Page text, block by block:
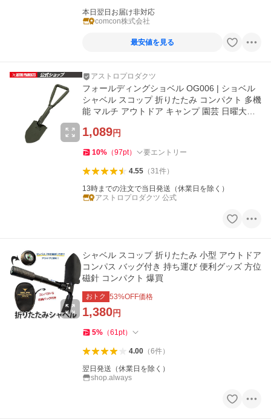
本日翌日お届け非対応
comcon株式会社
最安値を見る
アストロプロダクツ
フォールディングショベル OG006 | ショベル
シャベル スコップ 折りたたみ コンパクト 多機
能 マルチ アウトドア キャンプ 園芸 日曜大工
1,089円
10% （97pt） 要エントリー
4.55（31件）
13時までの注文で当日発送（休業日を除く）
アストロプロダクツ 公式
シャベル スコップ 折りたたみ 小型 アウトドア
コンパス バッグ付き 持ち運び 便利グッズ 方位
磁針 コンパクト 爆買
おトク 53%OFF価格
1,380円
5% （61pt）
4.00（6件）
翌日発送（休業日を除く）
shop.always